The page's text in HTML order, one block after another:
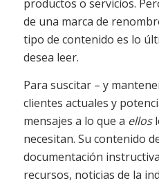
productos o servicios.
de una marca de
tipo de contenido es lo
desea leer.
Para suscitar – y
clientes actuales y
mensajes a lo que a ellos
necesitan. Su contenido
documentación
recursos, noticias de la